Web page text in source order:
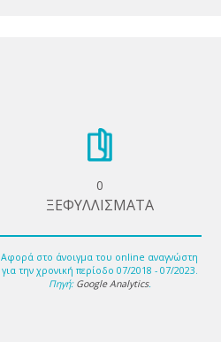
0
ΞΕΦΥΛΛΙΣΜΑΤΑ
Αφορά στο άνοιγμα του online αναγνώστη
για την χρονική περίοδο 07/2018 - 07/2023.
Πηγή: Google Analytics.